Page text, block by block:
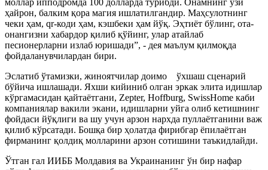
ҳайрон, балким қора магия ишлатилгандир. Маҳсулотнинг
чеки ҳам, qr-коди ҳам, кэшбеки ҳам йўқ. Эҳтиёт бўлинг, ота-
онангизни хабардор қилиб қўйинг, улар атайлаб
песионерларни излаб юришади”, - дея маълум қилмоқда
фойдаланувчилардан бири.
Эслатиб ўтамизки, жиноятчилар доимо ўхшаш сценарий
бўйича ишлашади. Яхши кийиниб олган эркак элита идишлар
кўргамасидан қайтаётгани, Zepter, Hoffburg, SwissHome каби
компаниялар вакили экани, идишларни уйга олиб кетишнинг
фойдаси йўқлиги ва шу учун арзон нархда пуллаётганини важ
қилиб кўрсатади. Бошқа бир ҳолатда фирибгар ёпилаётган
фирманинг қолдиқ молларини арзон сотишини таъкидлайди.
Ўтган гал ИИББ Молдавия ва Украинанинг ўн бир нафар